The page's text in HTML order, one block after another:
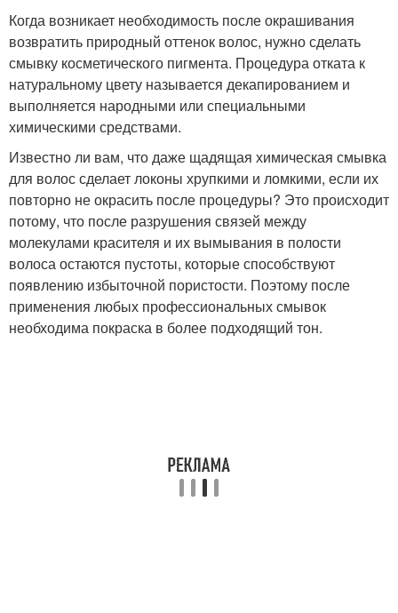
Когда возникает необходимость после окрашивания
возвратить природный оттенок волос, нужно сделать
смывку косметического пигмента. Процедура отката к
натуральному цвету называется декапированием и
выполняется народными или специальными
химическими средствами.
Известно ли вам, что даже щадящая химическая смывка
для волос сделает локоны хрупкими и ломкими, если их
повторно не окрасить после процедуры? Это происходит
потому, что после разрушения связей между
молекулами красителя и их вымывания в полости
волоса остаются пустоты, которые способствуют
появлению избыточной пористости. Поэтому после
применения любых профессиональных смывок
необходима покраска в более подходящий тон.